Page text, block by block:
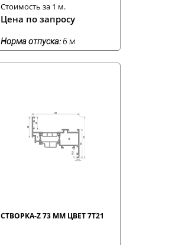
Стоимость за 1 м.
Цена по запросу
Норма отпуска: 6 м
СТВОРКА-Z 73 ММ ЦВЕТ 7T21